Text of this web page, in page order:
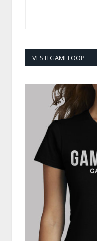
VESTI GAMELOOP